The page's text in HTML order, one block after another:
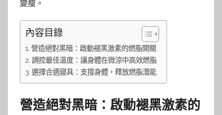
變瘦。
內容目錄
營造絕對黑暗：啟動褪黑激素的燃脂開關
調控最佳溫度：讓身體在微涼中高效燃脂
選擇合適寢具：支撐身體，釋放燃脂潛能
營造絕對黑暗：啟動褪黑激素的